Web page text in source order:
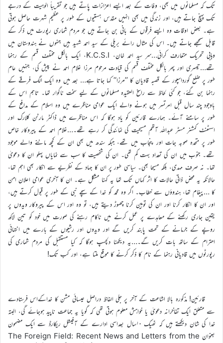
تک کہ مسلمانوں میں بھی، وفات کے بعد ایسے اعزازات پاتے ہیں جو تقریباً الوہیت کے درجے
تک پہنچ جاتے ہیں، اور زندگی میں بھی انہیں مقدس ہستیوں کے طور پر عظیم شہرت حاصل ہوتی
ہے۔ بعض اوقات وہ ایسے فرقوں کے بانی بن جاتے ہیں جو مردم شماری رپورٹ میں ذکر کے
قابل سمجھے جاتے ہیں۔ اس کی مثال رائے بریلی کے سید احمد شہید ہیں جنہوں نے ہندوستان میں
وہابی تحریک متعارف کرائی…سر سید احمد خان، K.C.S.I، ایک بالکل مختلف قسم کے رہنما
تھے…تیسری اور پھر بالکل مختلف قسم کی قیادت مرحوم مرزا غلام احمد نے پیش کی، جنہیں عام
طور پر ضلع گورداسپور کے قصبہ قادیان کا ’’مرزا‘‘ کہا جاتا ہے… بعد میں وہ ایک الگ فرقے کے
رہنما بن گئے، جو کئی لحاظ سے راسخ العقیدہ مسلمانوں کے لیے سخت ناگوار تھا۔ تاہم اس کے
باوجود چند سال قبل امرتسر میں ہونے والے ایک عوامی مناظرے میں وہ اسلام کے مدافع کے
طور پر سامنے آئے۔ ہمارے قارئین کو یاد ہوگا کہ اس مناظرے میں ڈاکٹر مارٹن کلارک اور
اسسٹنٹ کمشنر مسٹر عبداللہ آتھم مسیحیت کی نمائندگی کر رہے تھے۔…غلام احمد کے پیروکار خاص
طور پر متحدہ صوبہ جات اور پنجاب میں تھے، جبکہ سندھ میں بھی ان کے کچھ ماننے والے موجود
تھے۔ جنوب میں ان کی تعداد بہت کم تھی۔ ان کی شخصیت کا سب سے نمایاں پہلو ان کا دعویٰ
تھا۔ نہ صرف مہدی، بلکہ مسیحا بھی۔ سیاسی طور پر ان کا جہاد کے نظریے سے انکار بھی اہم تھا،
حالانکہ یہ محض ذاتی حالات کا اثر کہاں تک تھا یہ کہنا مشکل ہے۔ ان کا آخری عوامی اعلان امن
کا …پیغام تھا، ہندوؤں سے خطاب۔ اگر وہ محمد کو خدا کے سچے نبی کے طور پر قبول کرتے ہیں،
اور ان کا انکار کرنا اور ان کی توہین کرنا چھوڑ دیتے ہیں، تو وہ اور اس کے پیروکار ویدوں پر
یقین جاری رکھنے کے معاہدے پر عمل کرنے میں ناکام رہنے کی صورت میں خود کو تین لاکھ
روپے کے جرمانے کے تحت پابند کریں گے اور ویدوں اور رشیوں کے بارے میں انتہائی
احترام کے ساتھ بات کریں گے۔…یہ دیکھنا دلچسپ ہوگا کہ کیا مستقبل کی مردم شماری کی
رپورٹوں میں قادیانی رہنما کے نام کا ذکر کرنے کا موقع ملتا ہے، اور کب تک!
قارئین! مذکورہ بالا اشاعت کے آخر پر جلی الفاظ دراصل عیسائی مشن کا خداکےاس فرستادے
سے متعلق ایک تفاخرانہ دعویٰ یا خواہش معلوم ہوتی تھی کہ گویا یہ جماعت ناپید ہوجائے گی، البتہ
خدا کی شان دیکھتے ہیں کہ ٹھیک ۱۰سال بعداسی ادارے کے آفیشل ریکارڈ سے ایک مضمون
بعنوان The Foreign Field: Recent News and Letters from the